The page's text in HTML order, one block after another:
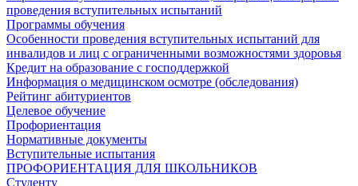
проведения вступительных испытаний
Программы обучения
Особенности проведения вступительных испытаний для
инвалидов и лиц с ограниченными возможностями здоровья
Кредит на образование с господдержкой
Информация о медицинском осмотре (обследования)
Рейтинг абитуриентов
Целевое обучение
Профориентация
Нормативные документы
Вступительные испытания
ПРОФОРИЕНТАЦИЯ ДЛЯ ШКОЛЬНИКОВ
Студенту